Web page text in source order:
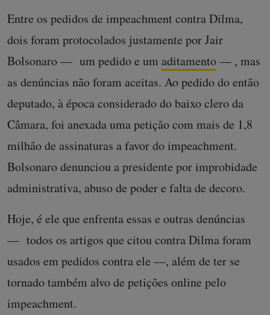
Entre os pedidos de impeachment contra Dilma,
dois foram protocolados justamente por Jair
Bolsonaro — um pedido e um aditamento— , mas
as denúncias não foram aceitas. Ao pedido do então
deputado, à época considerado do baixo clero da
Câmara, foi anexada uma petição com mais de 1,8
milhão de assinaturas a favor do impeachment.
Bolsonaro denunciou a presidente por improbidade
administrativa, abuso de poder e falta de decoro.
Hoje, é ele que enfrenta essas e outras denúncias
— todos os artigos que citou contra Dilma foram
usados em pedidos contra ele —, além de ter se
tornado também alvo de petições online pelo
impeachment.